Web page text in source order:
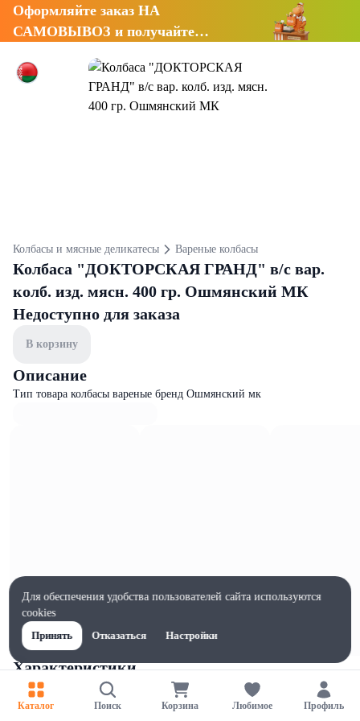
Оформляйте заказ НА
САМОВЫВОЗ и получайте
Колбасы и мясные деликатесы Вареные колбасы
Колбаса "ДОКТОРСКАЯ ГРАНД" в/с вар.
колб. изд. мясн. 400 гр. Ошмянский МК
Недоступно для заказа
В корзину
Описание
Тип товара колбасы вареные бренд Ошмянский мк
Характеристики
Ширина, мм
100
Каталог Поиск Корзина Любимое Профиль
Для обеспечения удобства пользователей сайта используются
cookies
Принять
Отказаться Настройки